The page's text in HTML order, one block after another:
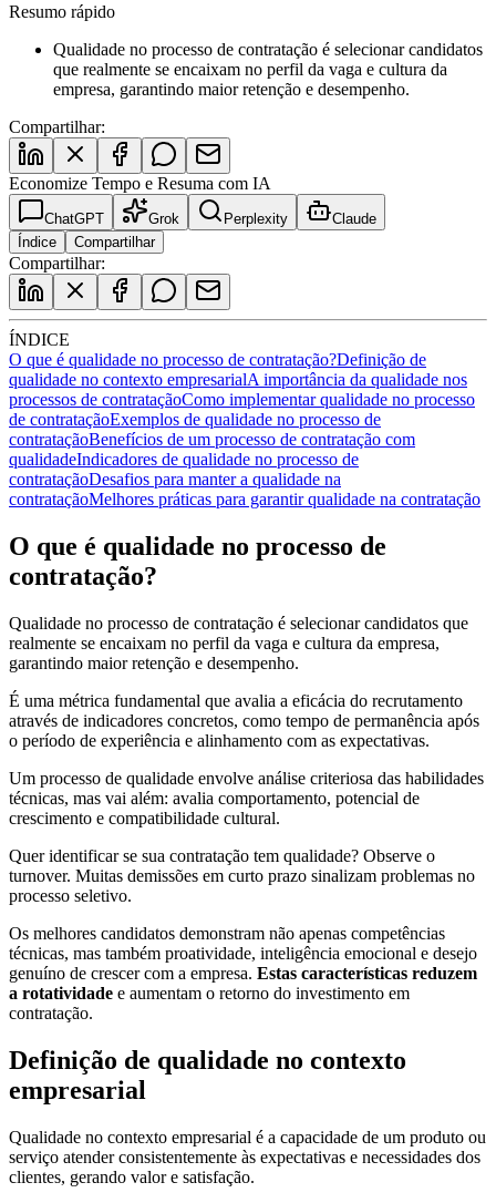
Resumo rápido
Qualidade no processo de contratação é selecionar candidatos
que realmente se encaixam no perfil da vaga e cultura da
empresa, garantindo maior retenção e desempenho.
Compartilhar:
Economize Tempo e Resuma com IA
ChatGPT Grok Perplexity
Claude
Índice
Compartilhar
Compartilhar:
ÍNDICE
O que é qualidade no processo de contratação?Definição de
qualidade no contexto empresarialA importância da qualidade nos
processos de contrataçãoComo implementar qualidade no processo
de contrataçãoExemplos de qualidade no processo de
contrataçãoBenefícios de um processo de contratação com
qualidadeIndicadores de qualidade no processo de
contrataçãoDesafios para manter a qualidade na
contrataçãoMelhores práticas para garantir qualidade na contratação
O que é qualidade no processo de
contratação?
Qualidade no processo de contratação é selecionar candidatos que
realmente se encaixam no perfil da vaga e cultura da empresa,
garantindo maior retenção e desempenho.
É uma métrica fundamental que avalia a eficácia do recrutamento
através de indicadores concretos, como tempo de permanência após
o período de experiência e alinhamento com as expectativas.
Um processo de qualidade envolve análise criteriosa das habilidades
técnicas, mas vai além: avalia comportamento, potencial de
crescimento e compatibilidade cultural.
Quer identificar se sua contratação tem qualidade? Observe o
turnover. Muitas demissões em curto prazo sinalizam problemas no
processo seletivo.
Os melhores candidatos demonstram não apenas competências
técnicas, mas também proatividade, inteligência emocional e desejo
genuíno de crescer com a empresa. Estas características reduzem
a rotatividade e aumentam o retorno do investimento em
contratação.
Definição de qualidade no contexto
empresarial
Qualidade no contexto empresarial é a capacidade de um produto ou
serviço atender consistentemente às expectativas e necessidades dos
clientes, gerando valor e satisfação.